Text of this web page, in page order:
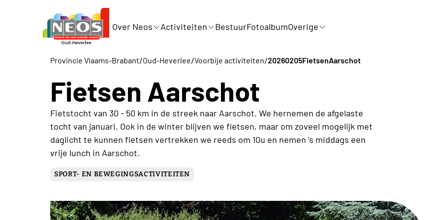
Over Neos Activiteiten BestuurFotoalbumOverige
Provincie Vlaams-Brabant/Oud-Heverlee/Voorbije activiteiten/20260205FietsenAarschot
Fietsen Aarschot
Fietstocht van 30 - 50 km in de streek naar Aarschot. We hernemen de afgelaste
tocht van januari. Ook in de winter blijven we fietsen, maar om zoveel mogelijk met
daglicht te kunnen fietsen vertrekken we reeds om 10u en nemen 's middags een
vrije lunch in Aarschot.
SPORT- EN BEWEGINGSACTIVITEITEN